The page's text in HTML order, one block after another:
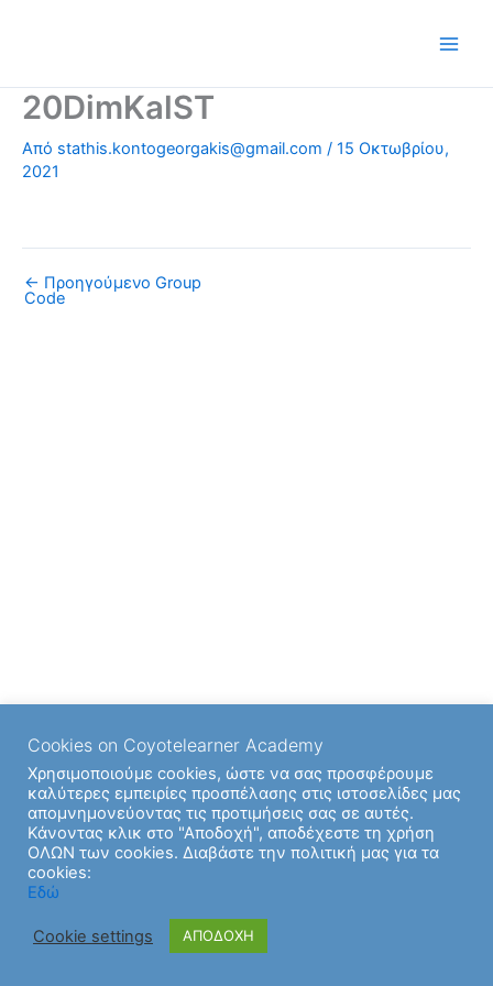
20DimKalST
Από stathis.kontogeorgakis@gmail.com / 15 Οκτωβρίου,
2021
← Προηγούμενο Group
Code
Copyright © 2026 | Υποστήριξη από
WordPress
Cookies on Coyotelearner Academy
Χρησιμοποιούμε cookies, ώστε να σας προσφέρουμε
καλύτερες εμπειρίες προσπέλασης στις ιστοσελίδες μας
απομνημονεύοντας τις προτιμήσεις σας σε αυτές.
Κάνοντας κλικ στο "Αποδοχή", αποδέχεστε τη χρήση
ΟΛΩΝ των cookies. Διαβάστε την πολιτική μας για τα
cookies:
Εδώ
Cookie settings ΑΠΟΔΟΧΗ